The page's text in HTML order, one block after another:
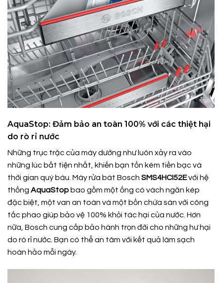
AquaStop: Đảm bảo an toàn 100% với các thiệt hại
do rò rỉ nước
Những trục trặc của máy dường như luôn xảy ra vào
những lúc bất tiện nhất, khiến bạn tốn kém tiền bạc và
thời gian quý báu. Máy rửa bát Bosch SMS4HCI52Evới hệ
thống AquaStop bao gồm một ống có vách ngăn kép
đặc biệt, một van an toàn và một bồn chứa sàn với công
tắc phao giúp bảo vệ 100% khỏi tác hại của nước. Hơn
nữa, Bosch cung cấp bảo hành trọn đời cho những hư hại
do rò rỉ nước. Bạn có thể an tâm với kết quả làm sạch
hoàn hảo mỗi ngày.